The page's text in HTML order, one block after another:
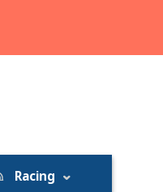
Racing